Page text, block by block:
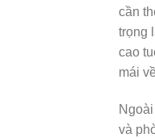
cần
trọng
cao
mái
và